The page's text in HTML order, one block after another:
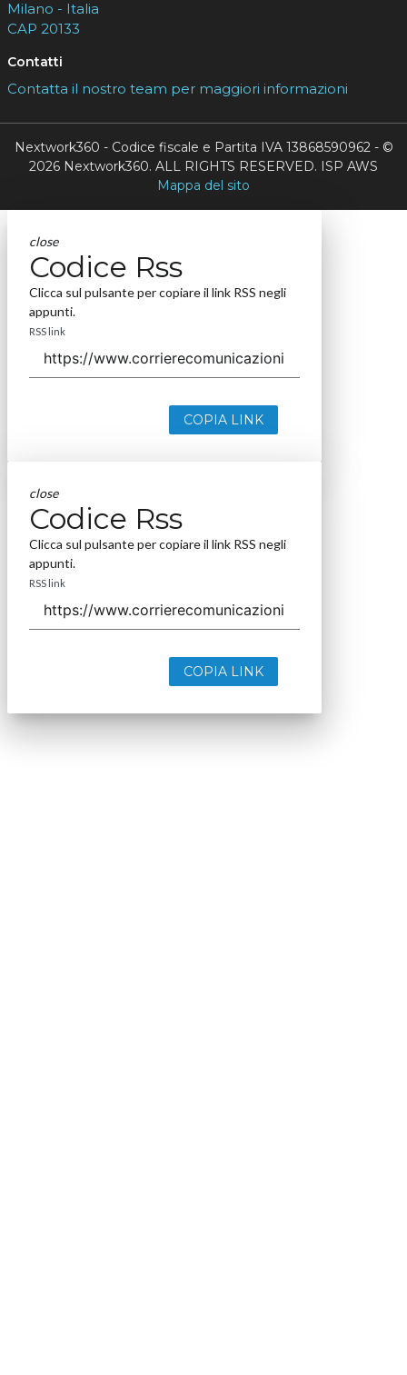
Milano - Italia
CAP 20133
Contatti
Contatta il nostro team per maggiori informazioni
Nextwork360 - Codice fiscale e Partita IVA 13868590962 - ©
2026 Nextwork360. ALL RIGHTS RESERVED. ISP AWS
Mappa del sito
close
Codice Rss
Clicca sul pulsante per copiare il link RSS negli
appunti.
RSS link
COPIA LINK
close
Codice Rss
Clicca sul pulsante per copiare il link RSS negli
appunti.
RSS link
COPIA LINK